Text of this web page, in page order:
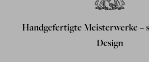
Handgefertigte Meisterwerke –
Design